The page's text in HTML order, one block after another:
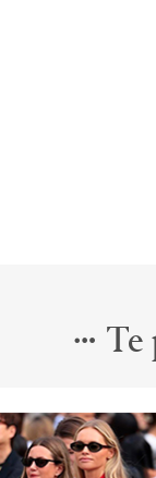
Te